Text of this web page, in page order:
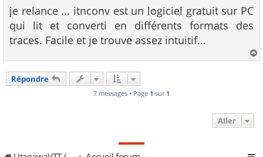
s
s
a
g
e
je relance ... itnconv est un logiciel gratuit sur PC
qui lit et converti en différents formats des
traces. Facile et je trouve assez intuitif...
a
Répondre
7 messages • Page 1 sur 1
Aller